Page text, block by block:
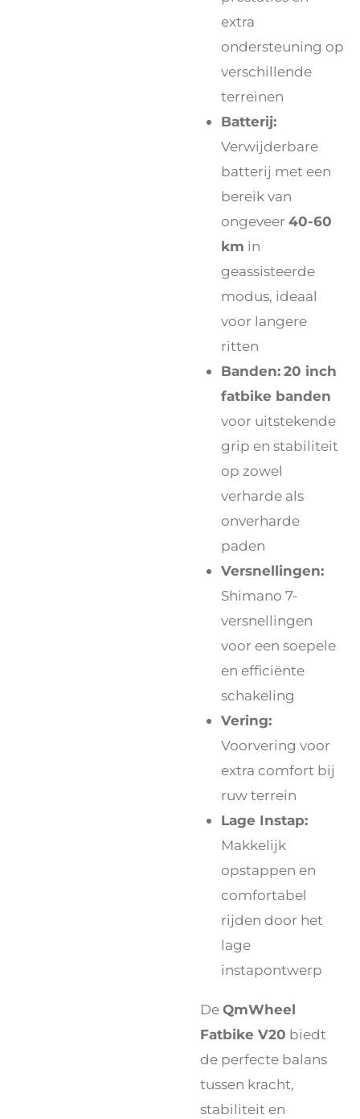
extra
ondersteuning op
verschillende
terreinen
Batterij:
Verwijderbare
batterij met een
bereik van
ongeveer40-60
km in
geassisteerde
modus, ideaal
voor langere
ritten
Banden:20 inch
fatbike banden
voor uitstekende
grip en stabiliteit
op zowel
verharde als
onverharde
paden
Versnellingen:
Shimano 7-
versnellingen
voor een soepele
en efficiënte
schakeling
Vering:
Voorvering voor
extra comfort bij
ruw terrein
Lage Instap:
Makkelijk
opstappen en
comfortabel
rijden door het
lage
instapontwerp
DeQmWheel
Fatbike V20 biedt
de perfecte balans
tussen kracht,
stabiliteit en